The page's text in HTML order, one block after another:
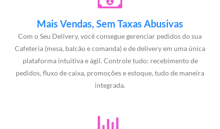
Mais Vendas, Sem Taxas Abusivas
Com o Seu Delivery, você consegue gerenciar pedidos do sua
Cafeteria (mesa, balcão e comanda) e de delivery em uma única
plataforma intuitiva e ágil. Controle tudo: recebimento de
pedidos, fluxo de caixa, promoções e estoque, tudo de maneira
integrada.